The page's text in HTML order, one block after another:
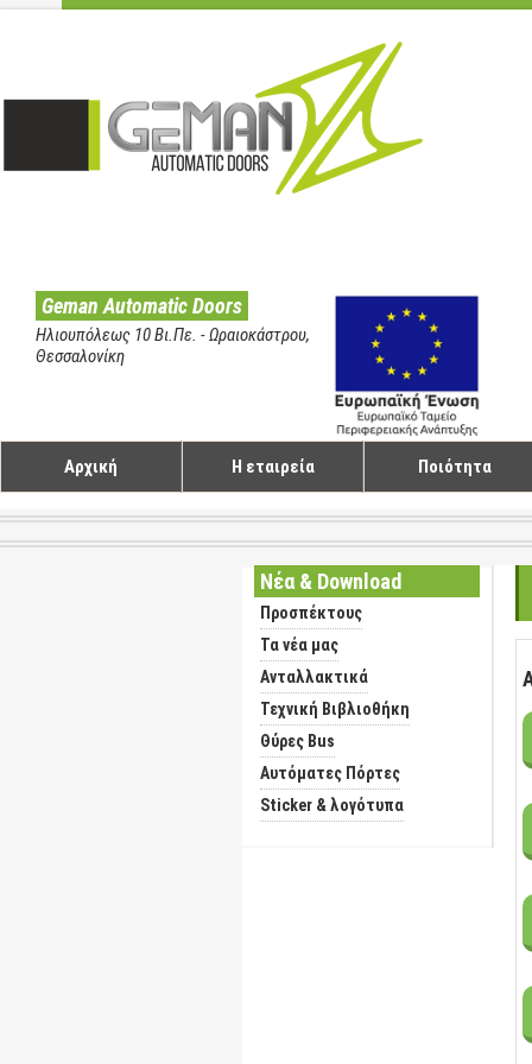
Geman Automatic Doors
Ηλιουπόλεως 10 Βι.Πε. - Ωραιοκάστρου,
Θεσσαλονίκη
Αρχική Η εταιρεία Ποιότητα
Νέα & Download
Προσπέκτους
Τα νέα μας
Ανταλλακτικά
Τεχνική Βιβλιοθήκη
Θύρες Bus
Αυτόματες Πόρτες
Sticker & λογότυπα